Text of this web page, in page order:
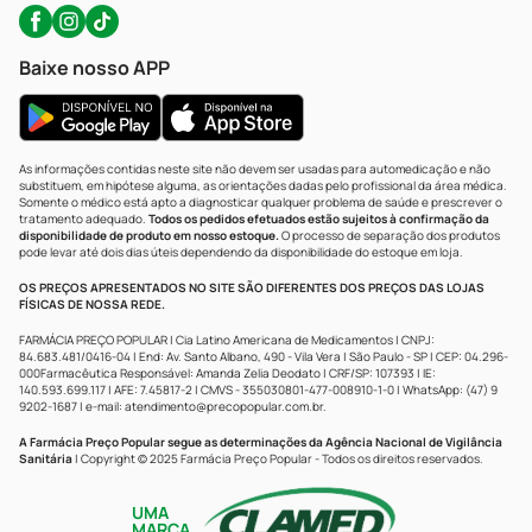
Baixe nosso APP
As informações contidas neste site não devem ser usadas para automedicação e não
substituem, em hipótese alguma, as orientações dadas pelo profissional da área médica.
Somente o médico está apto a diagnosticar qualquer problema de saúde e prescrever o
tratamento adequado. Todos os pedidos efetuados estão sujeitos à confirmação da
disponibilidade de produto em nosso estoque.O processo de separação dos produtos
pode levar até dois dias úteis dependendo da disponibilidade do estoque em loja.
OS PREÇOS APRESENTADOS NO SITE SÃO DIFERENTES DOS PREÇOS DAS LOJAS
FÍSICAS DE NOSSA REDE.
FARMÁCIA PREÇO POPULAR | Cia Latino Americana de Medicamentos | CNPJ:
84.683.481/0416-04 | End: Av. Santo Albano, 490 - Vila Vera | São Paulo - SP | CEP: 04.296-
000Farmacêutica Responsável: Amanda Zelia Deodato | CRF/SP: 107393 | IE:
140.593.699.117 | AFE: 7.45817-2 | CMVS - 355030801-477-008910-1-0 | WhatsApp: (47) 9
9202-1687 | e-mail: atendimento@precopopular.com.br.
A Farmácia Preço Popular segue as determinações da Agência Nacional de Vigilância
Sanitária | Copyright © 2025 Farmácia Preço Popular - Todos os direitos reservados.
UMA